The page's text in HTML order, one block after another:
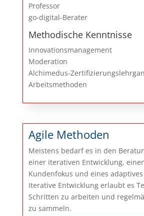
Professor
go-digital-Berater
Methodische Kenntnisse
Innovationsmanagement
Moderation
Alchimedus-
Arbeitsmethoden
Agile Methoden
Meistens bedarf es in den
einer iterativen Entwicklung,
Kundenfokus und eines adaptives
Iterative Entwicklung erlaubt es
Schritten zu arbeiten und
zu sammeln.